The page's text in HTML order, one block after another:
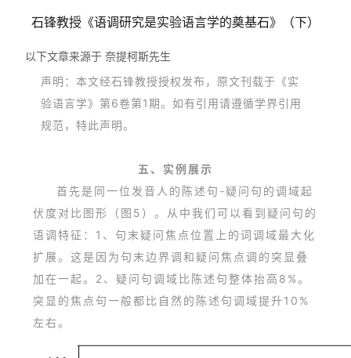
石锋教授《语调研究是实验语言学的奠基石》（下）
以下文章来源于 奈提柯斯先生
声明：本文经石锋教授授权发布，原文刊载于《实
验语言学》第6卷第1期。如有引用请遵循学界引用
规范，特此声明。
五、实例展示
首先是同一位发音人的陈述句-疑问句的调域起
伏度对比图形（图5）。从中我们可以看到疑问句的
语调特征：1、句末疑问焦点位置上的词调域最大化
扩展。这是因为句末边界调和疑问焦点调的突显叠
加在一起。2、疑问句调域比陈述句整体抬高8%。
突显的焦点句一般都比自然的陈述句调域提升10%
左右。